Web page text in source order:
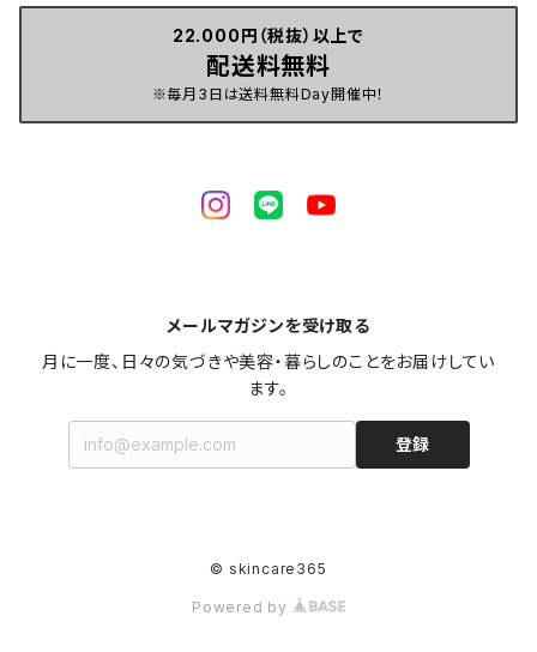
22.000円（税抜）以上で
配送料無料
※毎月3日は送料無料Day開催中！
メールマガジンを受け取る
月に一度、日々の気づきや美容・暮らしのことをお届けしてい
ます。
登録
© skincare365
Powered by